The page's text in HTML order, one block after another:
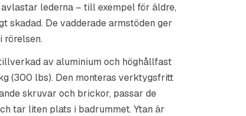
lederna – till exempel för äldre,
skadad. De vadderade armstöden ger
rörelsen.
av aluminium och höghållfast
(300 lbs). Den monteras verktygsfritt
skruvar och brickor, passar de
tar liten plats i badrummet. Ytan är